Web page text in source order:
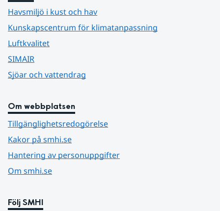
Havsmiljö i kust och hav
Kunskapscentrum för klimatanpassning
Luftkvalitet
SIMAIR
Sjöar och vattendrag
Om webbplatsen
Tillgänglighetsredogörelse
Kakor på smhi.se
Hantering av personuppgifter
Om smhi.se
Följ SMHI